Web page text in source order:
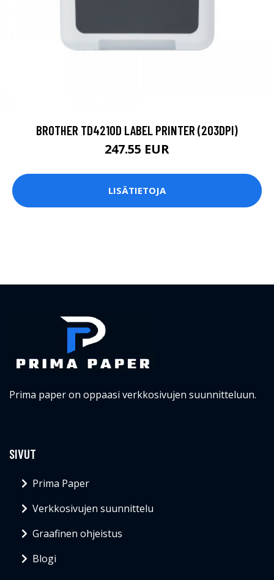
BROTHER TD4210D LABEL PRINTER (203DPI)
247.55 EUR
LISÄTIETOJA
Prima paper on oppaasi verkkosivujen suunnitteluun.
SIVUT
Prima Paper
Verkkosivujen suunnittelu
Graafinen ohjeistus
Blogi